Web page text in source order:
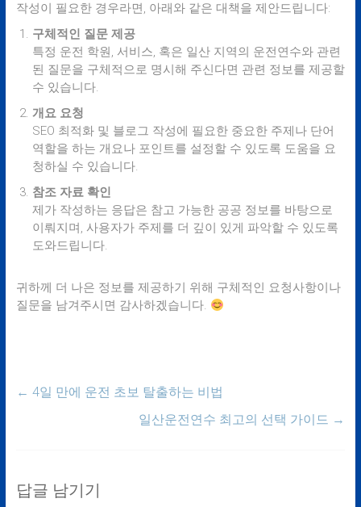
작성이 필요한 경우라면, 아래와 같은 대책을 제안드립니다:
구체적인 질문 제공
특정 운전 학원, 서비스, 혹은 일산 지역의 운전연수와 관련
된 질문을 구체적으로 명시해 주신다면 관련 정보를 제공할
수 있습니다.
개요 요청
SEO 최적화 및 블로그 작성에 필요한 중요한 주제나 단어
역할을 하는 개요나 포인트를 설정할 수 있도록 도움을 요
청하실 수 있습니다.
참조 자료 확인
제가 작성하는 응답은 참고 가능한 공공 정보를 바탕으로
이뤄지며, 사용자가 주제를 더 깊이 있게 파악할 수 있도록
도와드립니다.
귀하께 더 나은 정보를 제공하기 위해 구체적인 요청사항이나
질문을 남겨주시면 감사하겠습니다.
← 4일 만에 운전 초보 탈출하는 비법
일산운전연수 최고의 선택 가이드 →
답글 남기기